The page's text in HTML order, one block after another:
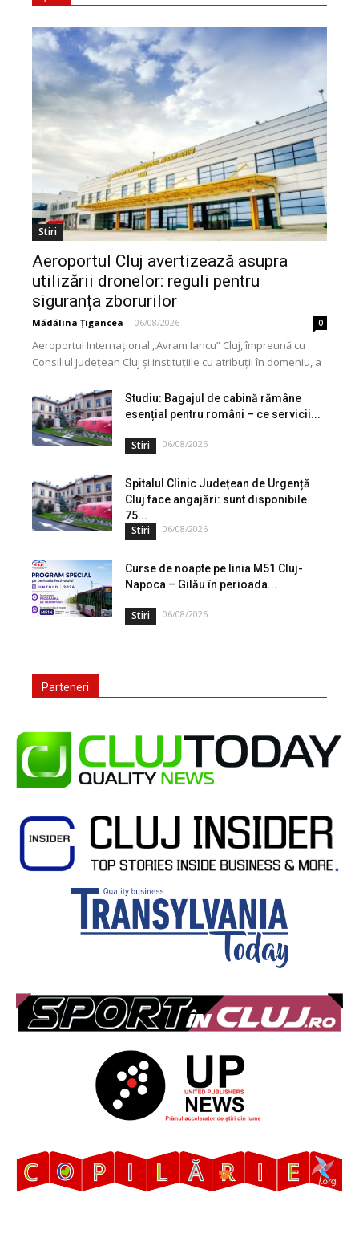
Stiri
Aeroportul Cluj avertizează asupra
utilizării dronelor: reguli pentru
siguranța zborurilor
Mădălina Țigancea - 06/08/2026 0
Aeroportul Internațional „Avram Iancu” Cluj, împreună cu
Consiliul Județean Cluj și instituțiile cu atribuții în domeniu, a
Studiu: Bagajul de cabină rămâne
esențial pentru români – ce servicii...
Stiri 06/08/2026
Spitalul Clinic Județean de Urgență
Cluj face angajări: sunt disponibile
75...
Stiri 06/08/2026
Curse de noapte pe linia M51 Cluj-
Napoca – Gilău în perioada...
Stiri 06/08/2026
Parteneri